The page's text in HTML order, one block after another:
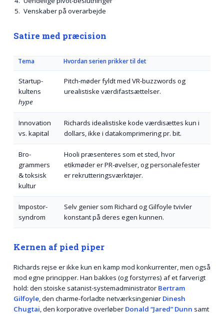
Venskaber på overarbejde
Satire med præcision
Tema Hvordan serien prikker til det
Startup-
kultens
hype
Pitch-møder fyldt med VR-buzzwords og
urealistiske værdifastsættelser.
Innovation
vs. kapital
Richards idealistiske kode værdisættes kun i
dollars, ikke i datakomprimering pr. bit.
Bro-
grammers
& toksisk
kultur
Hooli præsenteres som et sted, hvor
etikmøder er PR-øvelser, og personalefester
er rekrutteringsværktøjer.
Impostor-
syndrom
Selv genier som Richard og Gilfoyle tvivler
konstant på deres egen kunnen.
Kernen af pied piper
Richards rejse er ikke kun en kamp mod konkurrenter, men også
mod egne principper. Han bakkes (og forstyrres) af et farverigt
hold: den stoiske satanist-systemadministrator Bertram
Gilfoyle, den charme-forladte netværksingeniør Dinesh
Chugtai, den korporative overløber Donald “Jared” Dunn samt